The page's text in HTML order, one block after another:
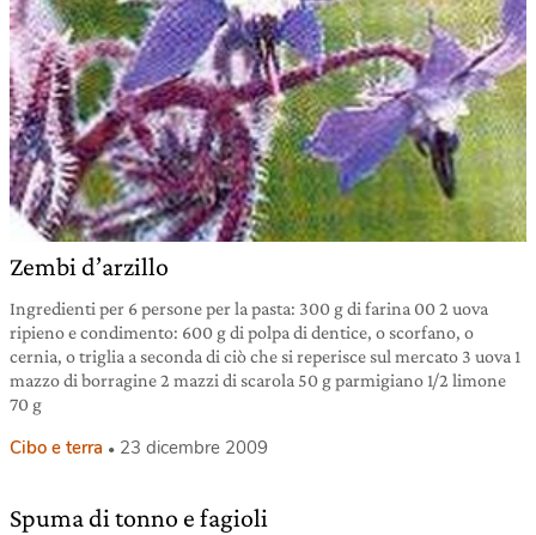
Zembi d’arzillo
Ingredienti per 6 persone per la pasta: 300 g di farina 00 2 uova
ripieno e condimento: 600 g di polpa di dentice, o scorfano, o
cernia, o triglia a seconda di ciò che si reperisce sul mercato 3 uova 1
mazzo di borragine 2 mazzi di scarola 50 g parmigiano 1/2 limone
70 g
Cibo e terra 23 dicembre 2009
Spuma di tonno e fagioli